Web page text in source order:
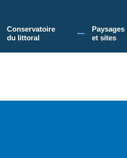
du littoral, vous acceptez l'utilisation de
Conservatoire
du littoral
Paysages
et sites